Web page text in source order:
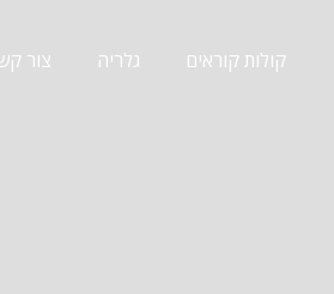
קולות קוראים גלריה צור